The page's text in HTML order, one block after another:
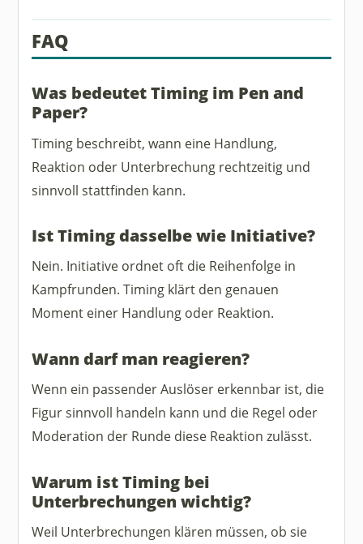
FAQ
Was bedeutet Timing im Pen and
Paper?
Timing beschreibt, wann eine Handlung,
Reaktion oder Unterbrechung rechtzeitig und
sinnvoll stattfinden kann.
Ist Timing dasselbe wie Initiative?
Nein. Initiative ordnet oft die Reihenfolge in
Kampfrunden. Timing klärt den genauen
Moment einer Handlung oder Reaktion.
Wann darf man reagieren?
Wenn ein passender Auslöser erkennbar ist, die
Figur sinnvoll handeln kann und die Regel oder
Moderation der Runde diese Reaktion zulässt.
Warum ist Timing bei
Unterbrechungen wichtig?
Weil Unterbrechungen klären müssen, ob sie